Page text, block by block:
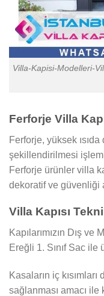
Villa-Kapisi-Modelleri-
Ferforje Villa
Ferforje, yüksek
şekillendirilmesi
Ferforje ürünler villa
dekoratif ve güvenliği
Villa Kapısı
Kapılarımızın Dış
Ereğli 1. Sınıf Sac ile
Kasaların iç
sağlanması amacı ile